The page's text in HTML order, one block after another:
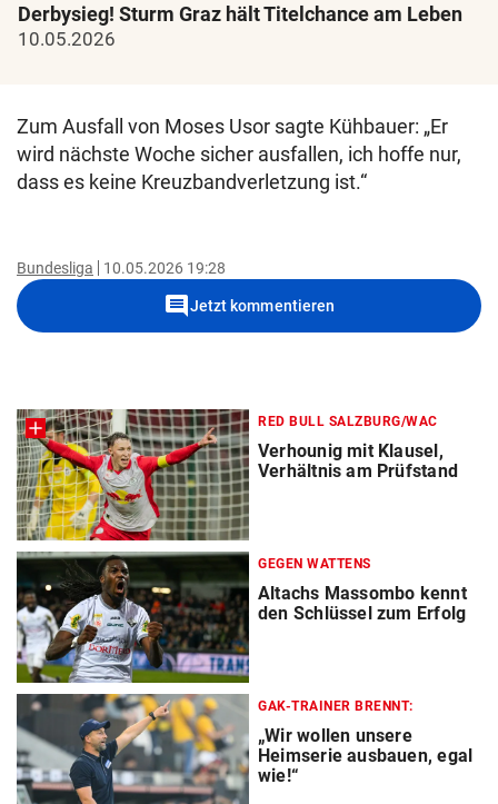
Derbysieg! Sturm Graz hält Titelchance am Leben
10.05.2026
Zum Ausfall von Moses Usor sagte Kühbauer: „Er
wird nächste Woche sicher ausfallen, ich hoffe nur,
dass es keine Kreuzbandverletzung ist.“
Bundesliga 10.05.2026 19:28
commentJetzt kommentieren
RED BULL SALZBURG/WAC
Verhounig mit Klausel,
Verhältnis am Prüfstand
GEGEN WATTENS
Altachs Massombo kennt
den Schlüssel zum Erfolg
GAK-TRAINER BRENNT:
„Wir wollen unsere
Heimserie ausbauen, egal
wie!“